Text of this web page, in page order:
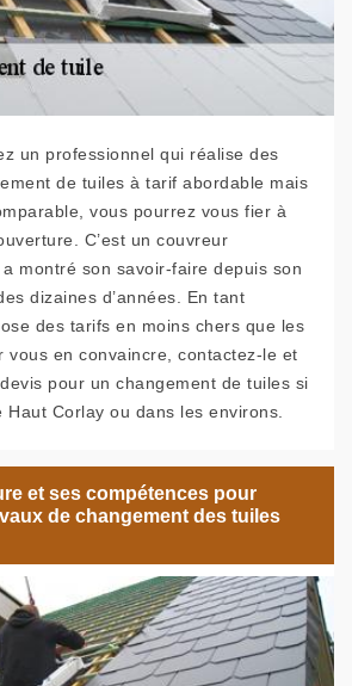
un professionnel qui réalise des
de tuiles à tarif abordable mais
vous pourrez vous fier à
C’est un couvreur
montré son savoir-faire depuis son
dizaines d’années. En tant
des tarifs en moins chers que les
vous en convaincre, contactez-le et
pour un changement de tuiles si
Corlay ou dans les environs.
et ses compétences pour
de changement des tuiles